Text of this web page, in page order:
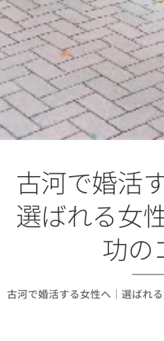
古河で婚活
選ばれる女
功の
古河で婚活する女性へ｜選ばれ